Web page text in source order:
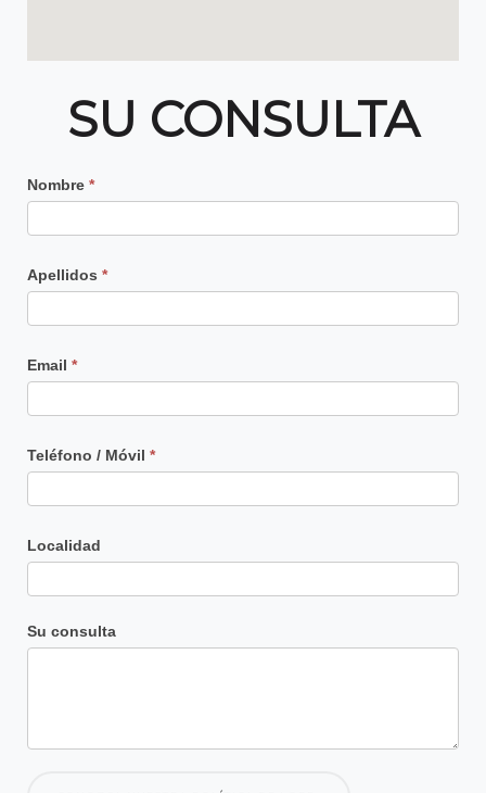
SU CONSULTA
Contacto
Principal
Nombre *
Apellidos *
Email *
Teléfono / Móvil *
Localidad
Su consulta